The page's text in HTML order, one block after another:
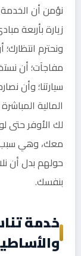
نؤمن أن
زيارة بأربعة
ونحترم
مفاجآت؛ أن
سيارتنا؛ وأن
المالية
لك الأوفر حتى
معك، وهي سبب
حولهم بدل أن
بنفسك.
خدمة